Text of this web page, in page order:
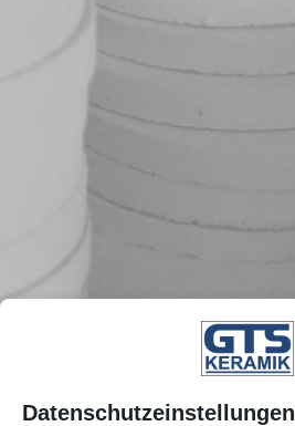
Datenschutzeinstellungen